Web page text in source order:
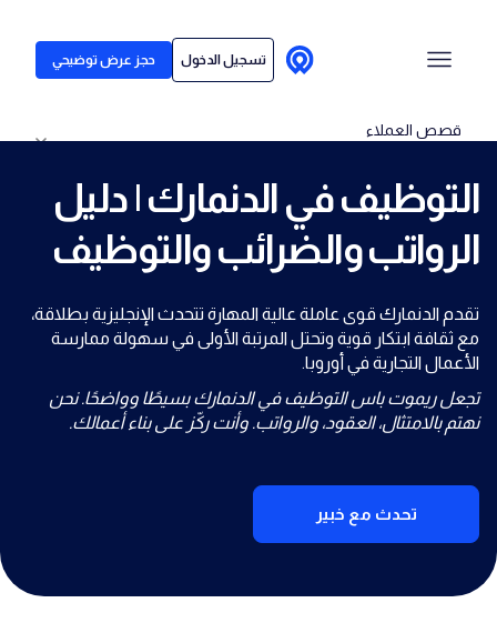
تسجيل الدخول حجز عرض توضيحي لمن نقدم خدماتنا
قصص العملاء
الأسعار
مركز المحتوى
التوظيف في الدنمارك | دليل
الرواتب والضرائب والتوظيف
تقدم الدنمارك قوى عاملة عالية المهارة تتحدث الإنجليزية بطلاقة،
مع ثقافة ابتكار قوية وتحتل المرتبة الأولى في سهولة ممارسة
الأعمال التجارية في أوروبا.
تجعل ريموت باس التوظيف في الدنمارك بسيطًا وواضحًا. نحن
نهتم بالامتثال، العقود، والرواتب. وأنت ركّز على بناء أعمالك.
تحدث مع خبير